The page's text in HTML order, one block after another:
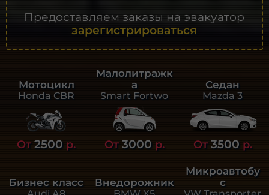
Предоставляем заказы на эвакуатор
зарегистрироваться
Мотоцикл
Honda CBR
От2500 р.
Малолитражк
а
Smart Fortwo
От 3000 р.
Седан
Mazda 3
От 3500 р.
Бизнес класс Внедорожник
Микроавтобу
с